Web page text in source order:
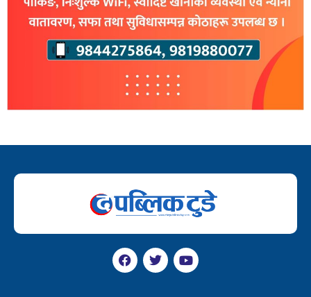
F
a
c
T
w
i
Y
o
u